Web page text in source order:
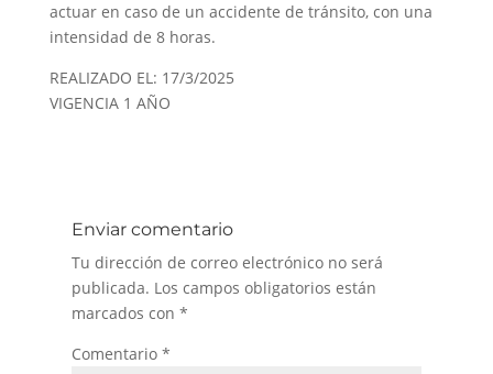
actuar en caso de un accidente de tránsito, con una
intensidad de 8 horas.
REALIZADO EL: 17/3/2025
VIGENCIA 1 AÑO
Enviar comentario
Tu dirección de correo electrónico no será
publicada. Los campos obligatorios están
marcados con *
Comentario *